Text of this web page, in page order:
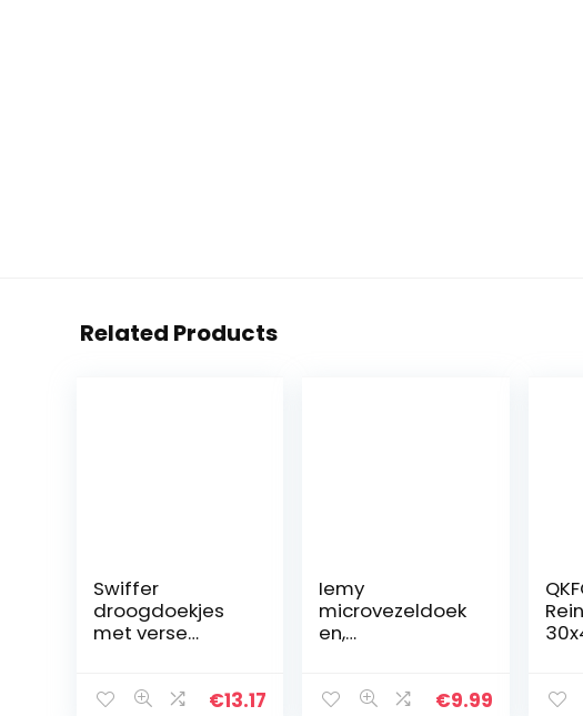
Related Products
Swiffer
droogdoekjes
met verse
€13.17
Iemy
microvezeldoek
en,
reinigingsdoekje
€9.99